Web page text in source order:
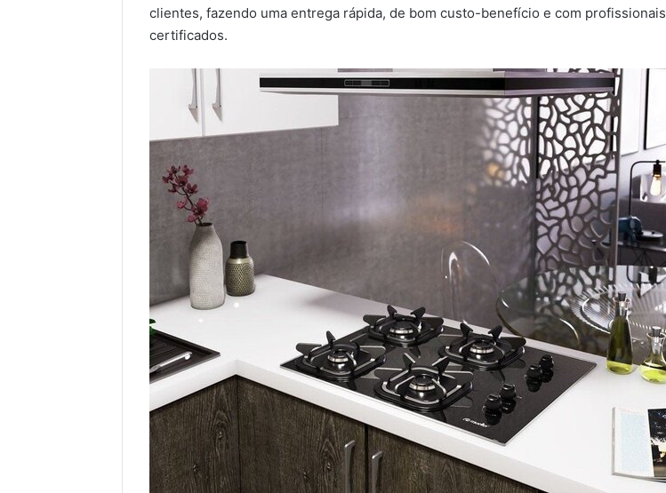
clientes, fazendo uma entrega rápida, de bom custo-benefício e com profissionais
certificados.